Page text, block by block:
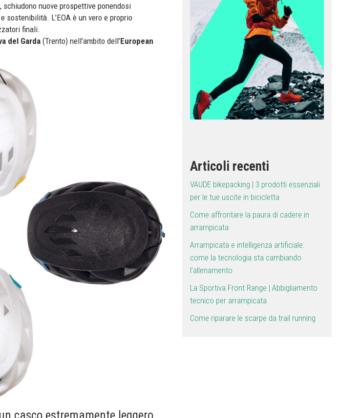
nuove prospettive ponendosi
sostenibilità. L’EOA è un vero e proprio
finali.
del Garda (Trento) nell’ambito dell’European
casco estremamente leggero
Articoli recenti
VAUDE bikepacking | 3 prodotti essenziali
per le tue uscite in bicicletta
Come affrontare la paura di cadere in
arrampicata
Arrampicata e intelligenza artificiale:
come la tecnologia sta cambiando
l’allenamento
La Sportiva Front Range | Abbigliamento
tecnico per arrampicata
Come riparare le scarpe da trail running